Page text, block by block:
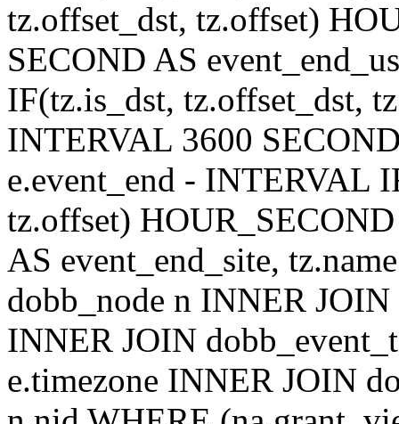
tz.offset_dst, tz.offset)
SECOND AS
IF(tz.is_dst, tz.offset_dst,
INTERVAL 3600
e.event_end - INTERVAL
tz.offset)
AS event_end_site,
dobb_node n INNER
INNER JOIN
e.timezone INNER JOIN